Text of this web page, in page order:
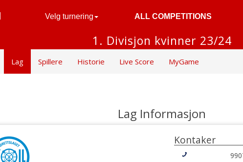
Velg turnering ALL COMPETITIONS
1. Divisjon kvinner 23/24
Lag Spillere Historie Live Score MyGame
Lag Informasjon
Kontaker